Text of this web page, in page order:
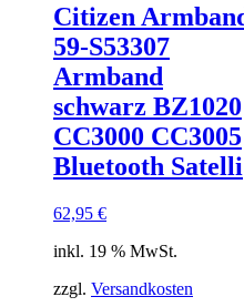
Citizen
59-S53307
Armband
schwarz BZ1020
CC3000 CC3005
Bluetooth Satelli
62,95 €
inkl. 19 % MwSt.
zzgl. Versandkosten